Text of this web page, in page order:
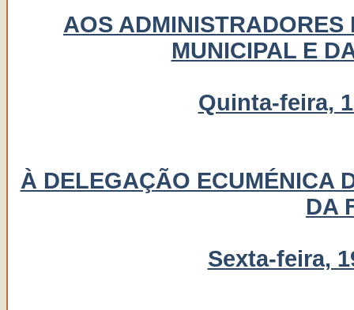
AOS
MUNICIPAL E
Quinta-feira,
À DELEGAÇÃO ECUMÉNICA
DA
Sexta-feira,